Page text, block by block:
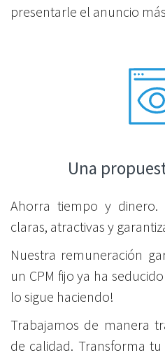
presentarle el anuncio
Una
Ahorra tiempo y dinero.
claras, atractivas y
Nuestra remuneración
un CPM fijo ya ha
lo sigue haciendo!
Trabajamos de manera
de calidad. Transforma